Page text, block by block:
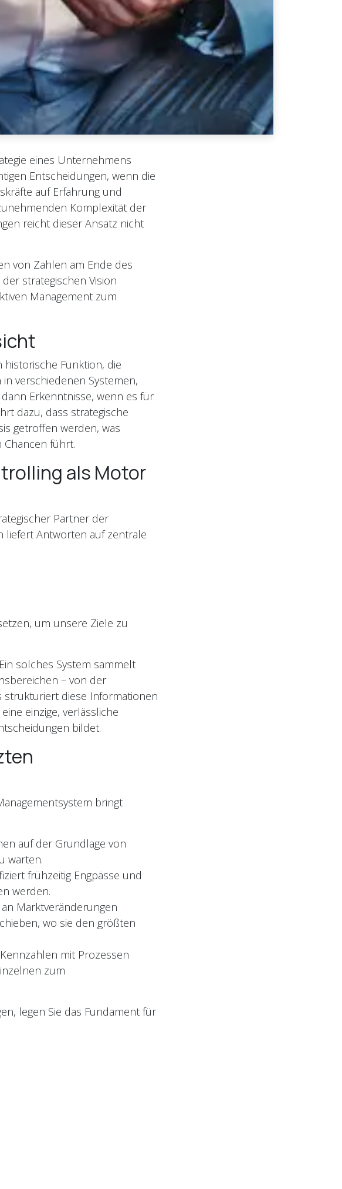
eines Unternehmens
Entscheidungen, wenn die
auf Erfahrung und
Komplexität der
reicht dieser Ansatz nicht
von Zahlen am Ende des
strategischen Vision
Management zum
Funktion, die
verschiedenen Systemen,
Erkenntnisse, wenn es für
dazu, dass strategische
getroffen werden, was
führt.
als Motor
Partner der
liefert Antworten auf zentrale
um unsere Ziele zu
solches System sammelt
– von der
strukturiert diese Informationen
einzige, verlässliche
bildet.
bringt
auf der Grundlage von
warten.
frühzeitig Engpässe und
werden.
Marktveränderungen
wo sie den größten
mit Prozessen
zum
legen Sie das Fundament für